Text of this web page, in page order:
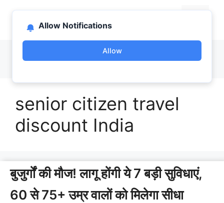
content
bootlab.in
senior citizen travel
discount India
बुजुर्गों की मौज! लागू होंगी ये 7 बड़ी सुविधाएं,
60 से 75+ उम्र वालों को मिलेगा सीधा
Allow Notifications
Allow